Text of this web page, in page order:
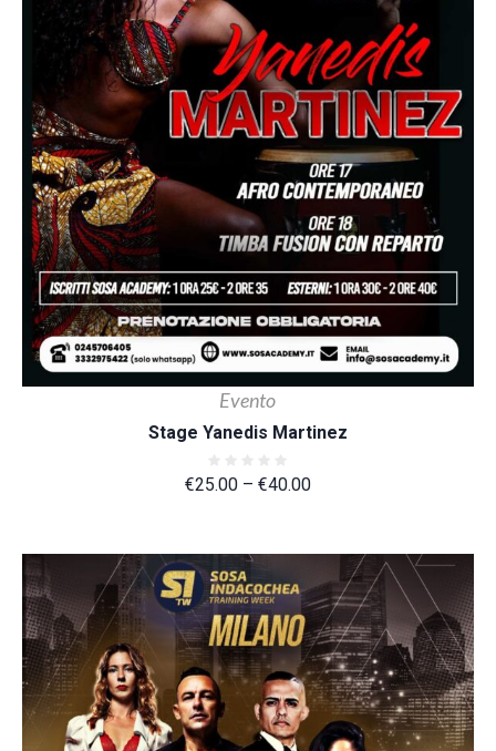
Evento
Stage Yanedis Martinez
€25.00– €40.00